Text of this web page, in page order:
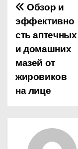
Н
а
в
и
г
а
Обзор и
эффективно
сть аптечных
и домашних
мазей от
жировиков
на лице